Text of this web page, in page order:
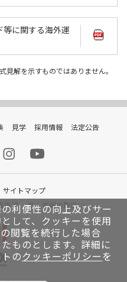
利便性の向上及びサー
して、クッキーを使用
閲覧を続行した場合
ものとします。詳細に
のクッキーポリシー を
に関する海外運
解を示すものではありません。
見学 採用情報 法定公告
サイトマップ
事項
個人情報の取扱い